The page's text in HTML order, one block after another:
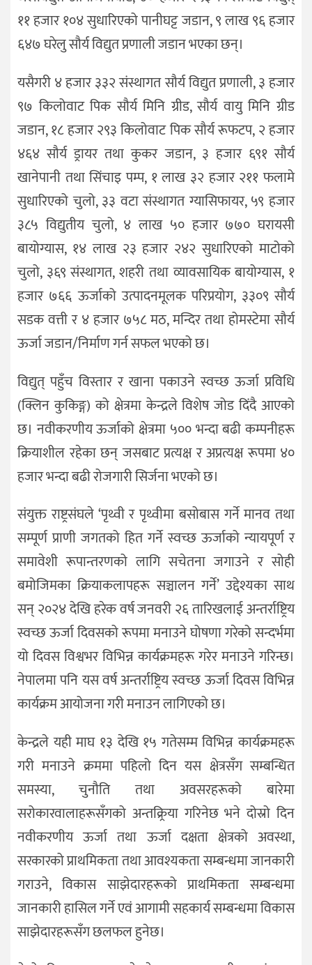
११ हजार १०४ सुधारिएको पानीघट्ट जडान, ९ लाख ९६ हजार
६४७ घरेलु सौर्य विद्युत प्रणाली जडान भएका छन्।
यसैगरी ४ हजार ३३२ संस्थागत सौर्य विद्युत प्रणाली, ३ हजार
९७ किलोवाट पिक सौर्य मिनि ग्रीड, सौर्य वायु मिनि ग्रीड
जडान, १८ हजार २९३ किलोवाट पिक सौर्य रूफटप, २ हजार
४६४ सौर्य ड्रायर तथा कुकर जडान, ३ हजार ६९१ सौर्य
खानेपानी तथा सिंचाइ पम्प, १ लाख ३२ हजार २११ फलामे
सुधारिएको चुलो, ३३ वटा संस्थागत ग्यासिफायर, ५९ हजार
३८५ विद्युतीय चुलो, ४ लाख ५० हजार ७७० घरायसी
बायोग्यास, १४ लाख २३ हजार २४२ सुधारिएको माटोको
चुलो, ३६९ संस्थागत, शहरी तथा व्यावसायिक बायोग्यास, १
हजार ७६६ ऊर्जाको उत्पादनमूलक परिप्रयोग, ३३०९ सौर्य
सडक वत्ती र ४ हजार ७५८ मठ, मन्दिर तथा होमस्टेमा सौर्य
ऊर्जा जडान/निर्माण गर्न सफल भएको छ।
विद्युत् पहुँच विस्तार र खाना पकाउने स्वच्छ ऊर्जा प्रविधि
(क्लिन कुकिङ्ग) को क्षेत्रमा केन्द्रले विशेष जोड दिंदै आएको
छ। नवीकरणीय ऊर्जाको क्षेत्रमा ५०० भन्दा बढी कम्पनीहरू
क्रियाशील रहेका छन् जसबाट प्रत्यक्ष र अप्रत्यक्ष रूपमा ४०
हजार भन्दा बढी रोजगारी सिर्जना भएको छ।
संयुक्त राष्ट्रसंघले ‘पृथ्वी र पृथ्वीमा बसोबास गर्ने मानव तथा
सम्पूर्ण प्राणी जगतको हित गर्ने स्वच्छ ऊर्जाको न्यायपूर्ण र
समावेशी रूपान्तरणको लागि सचेतना जगाउने र सोही
बमोजिमका क्रियाकलापहरू सञ्चालन गर्ने’ उद्देश्यका साथ
सन् २०२४ देखि हरेक वर्ष जनवरी २६ तारिखलाई अन्तर्राष्ट्रिय
स्वच्छ ऊर्जा दिवसको रूपमा मनाउने घोषणा गरेको सन्दर्भमा
यो दिवस विश्वभर विभिन्न कार्यक्रमहरू गरेर मनाउने गरिन्छ।
नेपालमा पनि यस वर्ष अन्तर्राष्ट्रिय स्वच्छ ऊर्जा दिवस विभिन्न
कार्यक्रम आयोजना गरी मनाउन लागिएको छ।
केन्द्रले यही माघ १३ देखि १५ गतेसम्म विभिन्न कार्यक्रमहरू
गरी मनाउने क्रममा पहिलो दिन यस क्षेत्रसँग सम्बन्धित
समस्या, चुनौति तथा अवसरहरूको बारेमा
सरोकारवालाहरूसँगको अन्तक्र्रिया गरिनेछ भने दोस्रो दिन
नवीकरणीय ऊर्जा तथा ऊर्जा दक्षता क्षेत्रको अवस्था,
सरकारको प्राथमिकता तथा आवश्यकता सम्बन्धमा जानकारी
गराउने, विकास साझेदारहरूको प्राथमिकता सम्बन्धमा
जानकारी हासिल गर्ने एवं आगामी सहकार्य सम्बन्धमा विकास
साझेदारहरूसँग छलफल हुनेछ।